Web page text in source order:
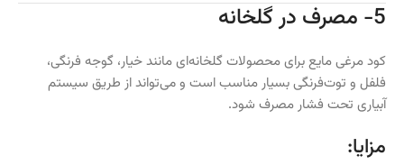
5- مصرف در گلخانه
کود مرغی مایع برای محصولات گلخانه‌ای مانند خیار، گوجه فرنگی،
فلفل و توت‌فرنگی بسیار مناسب است و می‌تواند از طریق سیستم
آبیاری تحت فشار مصرف شود.
مزایا: